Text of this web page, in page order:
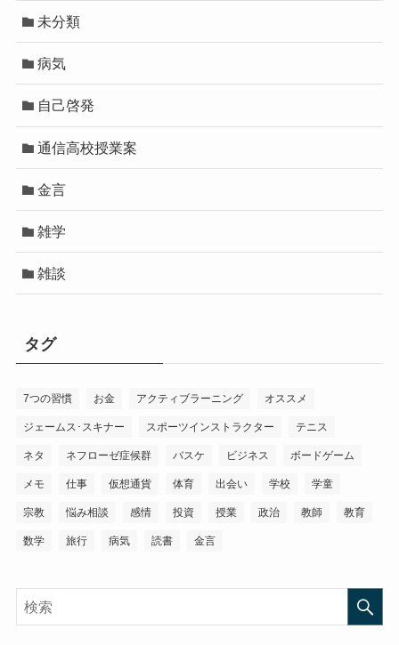
未分類
病気
自己啓発
通信高校授業案
金言
雑学
雑談
タグ
7つの習慣 お金 アクティブラーニング オススメ
ジェームス･スキナー スポーツインストラクター テニス
ネタ ネフローゼ症候群 バスケ ビジネス ボードゲーム
メモ 仕事 仮想通貨 体育 出会い 学校 学童
宗教 悩み相談 感情 投資 授業 政治 教師 教育
数学 旅行 病気 読書 金言